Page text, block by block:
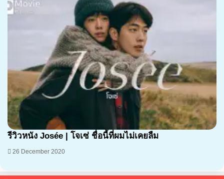
7.2
รีวิวหนัง Josée | โจเซ่ ชื่อนี้ที่ผมไม่เคยลืม
26 December 2020